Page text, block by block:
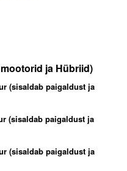
ja Hübriid)
(sisaldab paigaldust ja
(sisaldab paigaldust ja
(sisaldab paigaldust ja